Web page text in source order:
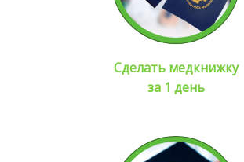
Сделать медкнижку
за 1 день